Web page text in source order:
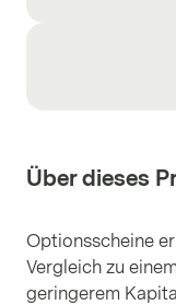
Über dieses
Optionsscheine
Vergleich zu
geringerem